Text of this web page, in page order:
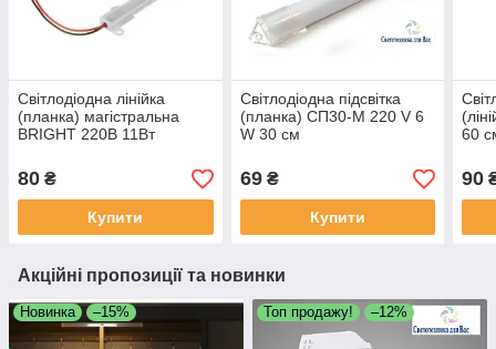
Світлодіодна лінійка
(планка) магістральна
BRIGHT 220В 11Вт
80 ₴
Купити
Світлодіодна підсвітка
(планка) СП30-М 220 V 6
W 30 см
69₴
Купити
60
90
Акційні пропозиції та новинки
Новинка –15% Топ продажу! –12%